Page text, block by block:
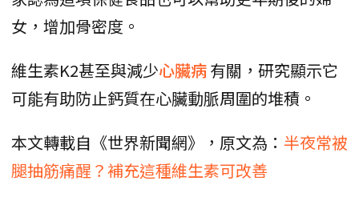
女，增加骨密度。
維生素K2甚至與減少心臟病有關，研究顯示它
可能有助防止鈣質在心臟動脈周圍的堆積。
本文轉載自《世界新聞網》，原文為： 半夜常被
腿抽筋痛醒？補充這種維生素可改善